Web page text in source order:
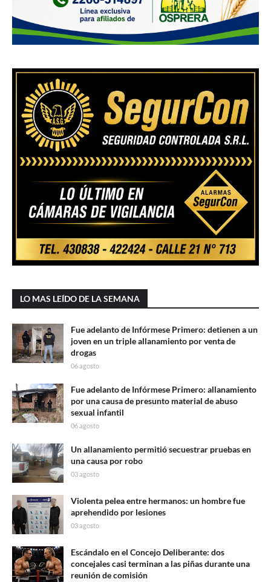
LO MAS LEÍDO DE LA SEMANA
Fue adelanto de Infórmese Primero: detienen a un
joven en un triple allanamiento por venta de
drogas
06 agosto
Fue adelanto de Infórmese Primero: allanamiento
por una causa de presunto material de abuso
sexual infantil
06 agosto
Un allanamiento permitió secuestrar pruebas en
una causa por robo
03 agosto
Violenta pelea entre hermanos: un hombre fue
aprehendido por lesiones
03 agosto
Escándalo en el Concejo Deliberante: dos
concejales casi terminan a las piñas durante una
reunión de comisión